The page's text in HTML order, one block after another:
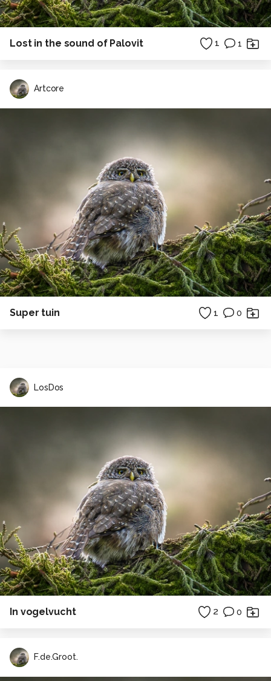
Lost in the sound of Palovit 1 1
Artcore
Super tuin 1 0
LosDos
In vogelvucht 2 0
F.de.Groot.